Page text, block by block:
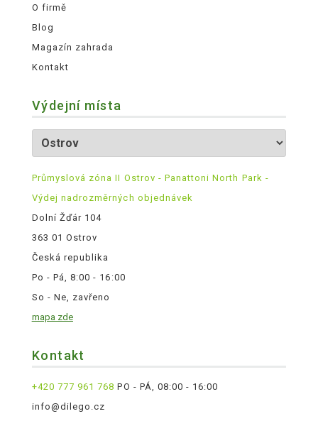
O firmě
Blog
Magazín zahrada
Kontakt
Výdejní místa
Průmyslová zóna II Ostrov - Panattoni North Park -
Výdej nadrozměrných objednávek
Dolní Žďár 104
363 01 Ostrov
Česká republika
Po - Pá, 8:00 - 16:00
So - Ne, zavřeno
mapa zde
Kontakt
+420 777 961 768 PO - PÁ, 08:00 - 16:00
info@dilego.cz